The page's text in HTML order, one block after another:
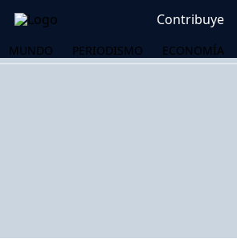
Contribuye
MUNDO PERIODISMO ECONOMÍA